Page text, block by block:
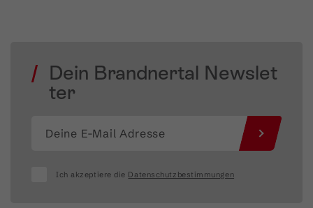
Dein Brandnertal Newslet
ter
Ich akzeptiere die Datenschutzbestimmungen